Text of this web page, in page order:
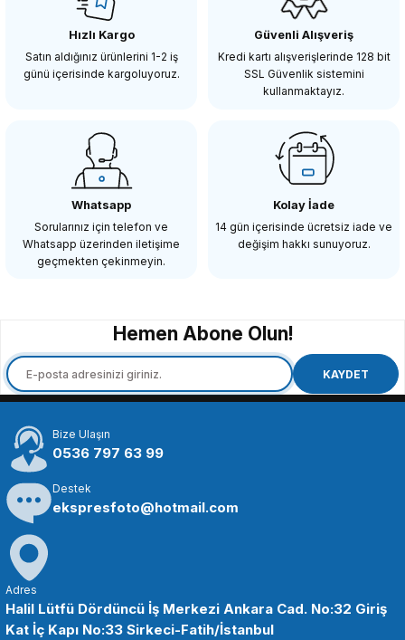
Insta360 X4 Premium Lens Guards
4.100,00 TL
Insta360 X3 Dive Case
5.950,00 TL
Insta360 GPS Preview Remote with Built-In Mic
11.750,00 TL
Insta360
Insta360 Ace Series Flip Screen Hood
Hızlı Kargo
Satın aldığınız ürünlerini 1-2 iş
günü içerisinde kargoluyoruz.
Güvenli Alışveriş
Kredi kartı alışverişlerinde 128 bit
SSL Güvenlik sistemini
kullanmaktayız.
Whatsapp
Sorularınız için telefon ve
Whatsapp üzerinden iletişime
geçmekten çekinmeyin.
Kolay İade
14 gün içerisinde ücretsiz iade ve
değişim hakkı sunuyoruz.
Hemen Abone Olun!
KAYDET
Bize Ulaşın
0536 797 63 99
Destek
ekspresfoto@hotmail.com
Adres
Halil Lütfü Dördüncü İş Merkezi Ankara Cad. No:32 Giriş
Kat İç Kapı No:33 Sirkeci-Fatih/İstanbul